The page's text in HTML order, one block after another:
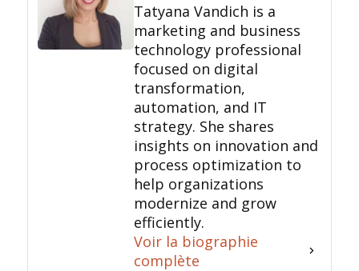
Tatyana Vandich is a
marketing and business
technology professional
focused on digital
transformation,
automation, and IT
strategy. She shares
insights on innovation and
process optimization to
help organizations
modernize and grow
efficiently.
Voir la biographie
complète